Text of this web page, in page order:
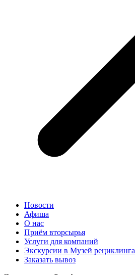
Новости
Афиша
О нас
Приём вторсырья
Услуги для компаний
Экскурсии в Музей рециклинга
Заказать вывоз